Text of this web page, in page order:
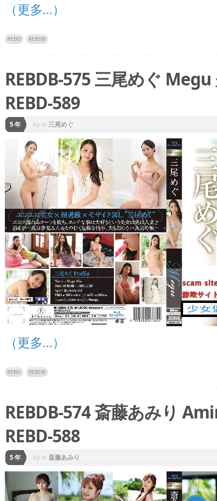
（更多…）
REBD REBDB
REBDB-575 三尾めぐ
REBD-589
5 年 by in 三尾めぐ
（更多…）
REBD REBDB
REBDB-574 斎藤あみり
REBD-588
5 年 by in 斎藤あみり